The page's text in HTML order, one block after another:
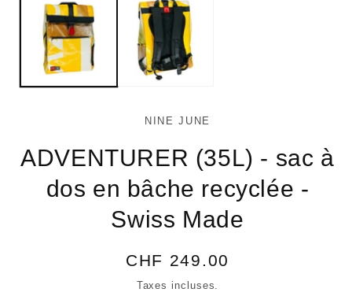
fenêtre
modale
NINE JUNE
ADVENTURER (35L) - sac à
dos en bâche recyclée -
Swiss Made
Prix
habituel
CHF 249.00
Taxes incluses.